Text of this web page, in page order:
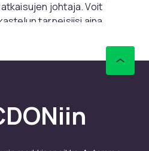
johtaja. Voit
tarpeisiisi aina
älykkäitä
vaikka olisit poissa.